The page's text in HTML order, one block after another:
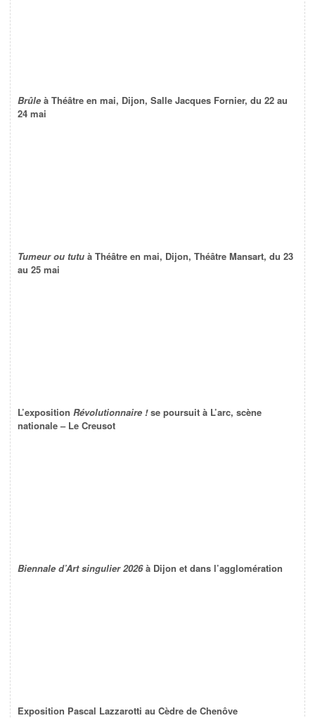
Brûle à Théâtre en mai, Dijon, Salle Jacques Fornier, du 22 au
24 mai
Tumeur ou tutu à Théâtre en mai, Dijon, Théâtre Mansart, du 23
au 25 mai
L’exposition Révolutionnaire !se poursuit à L’arc, scène
nationale – Le Creusot
Biennale d’Art singulier 2026à Dijon et dans l’agglomération
Exposition Pascal Lazzarotti au Cèdre de Chenôve